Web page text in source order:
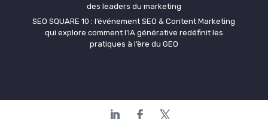
des leaders du marketing
SEO SQUARE 10 : l’événement SEO & Content Marketing
qui explore comment l’IA générative redéfinit les
pratiques à l’ère du GEO